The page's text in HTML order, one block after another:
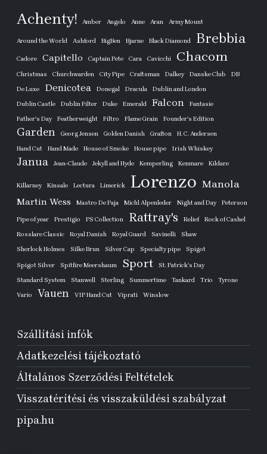
Achenty! Amber Angelo Anne Aran Army Mount
Around the World Ashford BigBen Bjarne Black Diamond Brebbia
Cadore Capitello Captain Pete Cara Cavicchi Chacom
Christmas Churchwarden City Pipe Craftsman Dalkey Danske Club
DB
De Luxe
Denicotea Donegal Dracula
Dublin and London
Dublin Castle
Dublin Filter Duke Emerald Falcon
Fantasie
Father's Day
Featherweight Filtro Flame Grain Founder's Edition
Garden Georg Jensen Golden Danish Grafton
H. C. Andersen
Hand Cut
Hand Made House of Smoke House pipe Irish Whiskey
Janua Jean-Claude Jekyll and Hyde Kemperling Kenmare Kildare
Killarney Kinsale Lectura Limerick Lorenzo Manola
Martin Wess Mastro De Paja Michl Alpenleder Night and Day Peterson
Pipe of year Prestigio PS Collection Rattray's Relief
Rock of Cashel
Rosslare Classic
Royal Danish Royal Guard Savinelli
Shaw
Sherlock Holmes
Silke Brun Silver Cap Specialty pipe Spigot
Spigot Silver Spitfire Meershaum Sport
St. Patrick's Day
Standard System
Stanwell Sterling Summertime Tankard Trio
Tyrone
Vario
Vauen VIP Hand Cut Viprati Winslow
Szállítási infók
Adatkezelési tájékoztató
Általános Szerződési Feltételek
Visszatérítési és visszaküldési szabályzat
pipa.hu